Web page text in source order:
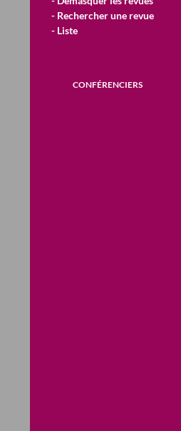
- Rechercher une revue
- Liste
CONFÉRENCIERS